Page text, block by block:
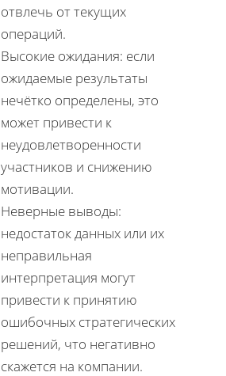
отвлечь от текущих
операций.
Высокие ожидания: если
ожидаемые результаты
нечётко определены, это
может привести к
неудовлетворенности
участников и снижению
мотивации.
Неверные выводы:
недостаток данных или их
неправильная
интерпретация могут
привести к принятию
ошибочных стратегических
решений, что негативно
скажется на компании.